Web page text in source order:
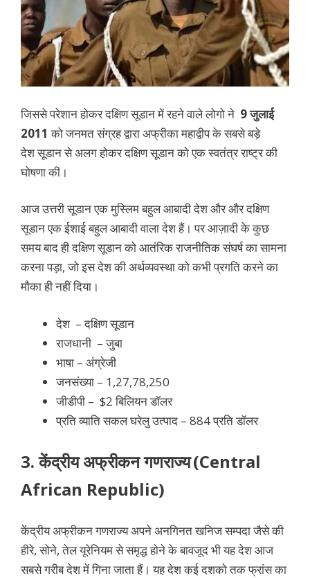
जिससे परेशान होकर दक्षिण सूडान में रहने वाले लोगो ने 9 जुलाई
2011 को जनमत संग्रह द्वारा अफ्रीका महाद्वीप के सबसे बड़े
देश सूडान से अलग होकर दक्षिण सूडान को एक स्वतंत्र राष्ट्र की
घोषणा की।
आज उत्तरी सूडान एक मुस्लिम बहुल आबादी देश और और दक्षिण
सूडान एक ईशाई बहुल आबादी वाला देश हैं। पर आज़ादी के कुछ
समय बाद ही दक्षिण सूडान को आतंरिक राजनीतिक संघर्ष का सामना
करना पड़ा, जो इस देश की अर्थव्यवस्था को कभी प्रगति करने का
मौका ही नहीं दिया।
देश –दक्षिण सूडान
राजधानी – जुबा
भाषा – अंग्रेजी
जनसंख्या – 1,27,78,250
जीडीपी – $2 बिलियन डॉलर
प्रति व्याति सकल घरेलु उत्पाद – 884 प्रति डॉलर
3. केंद्रीय अफ्रीकन गणराज्य(Central
African Republic)
केंद्रीय अफ्रीकन गणराज्य अपने अनगिनत खनिज सम्पदा जैसे की
हीरे, सोने, तेल यूरेनियम से समृद्ध होने के बावजूद भी यह देश आज
सबसे गरीब देश में गिना जाता हैं। यह देश कई दशको तक फ्रांस का